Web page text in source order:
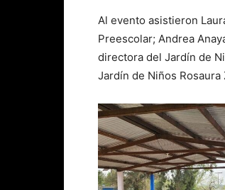
Al evento asistieron
Preescolar; Andrea
directora del Jardín de
Jardín de Niños Rosaura